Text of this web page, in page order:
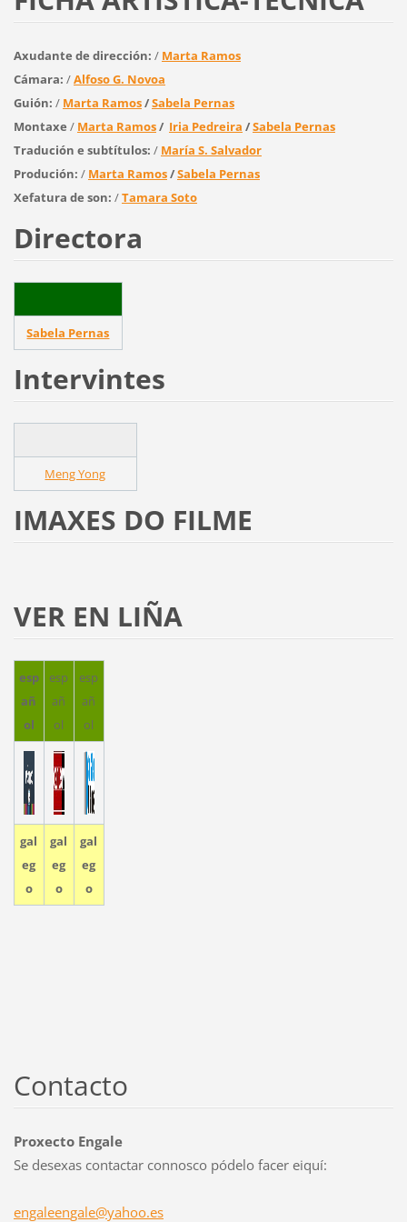
Axudante de dirección: / Marta Ramos
Cámara: /Alfoso G. Novoa
Guión: / Marta Ramos/Sabela Pernas
Montaxe / Marta Ramos/ Iria Pedreira /Sabela Pernas
Tradución e subtítulos: / María S. Salvador
Produción: / Marta Ramos/Sabela Pernas
Xefatura de son: /Tamara Soto
Directora
Sabela Pernas
Intervintes
Meng Yong
IMAXES DO FILME
VER EN LIÑA
esp
añ
ol
esp
añ
ol
esp
añ
ol
gal
eg
o
gal
eg
o
gal
eg
o
Contacto
Proxecto Engale
Se desexas contactar connosco pódelo facer eiquí:
engaleengale@yahoo.es